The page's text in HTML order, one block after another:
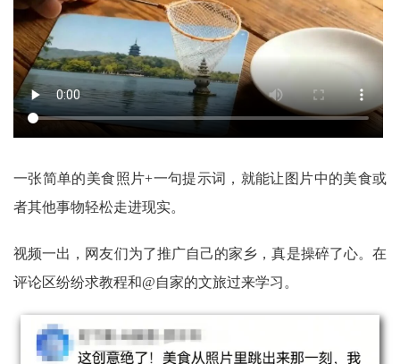
一张简单的美食照片+一句提示词，就能让图片中的美食或
者其他事物轻松走进现实。
视频一出，网友们为了推广自己的家乡，真是操碎了心。 在
评论区纷纷求教程和@自家的文旅过来学习。